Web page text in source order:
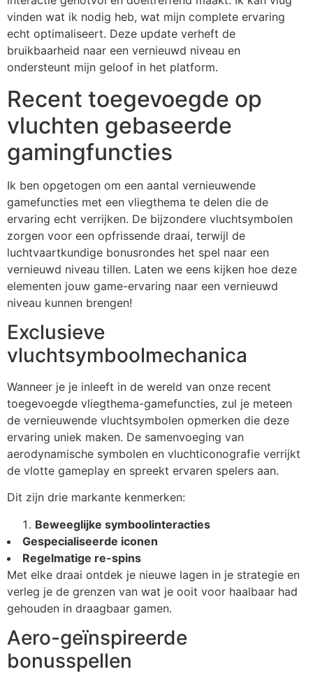
vinden wat ik nodig heb, wat mijn complete ervaring
echt optimaliseert. Deze update verheft de
bruikbaarheid naar een vernieuwd niveau en
ondersteunt mijn geloof in het platform.
Recent toegevoegde op
vluchten gebaseerde
gamingfuncties
Ik ben opgetogen om een aantal vernieuwende
gamefuncties met een vliegthema te delen die de
ervaring echt verrijken. De bijzondere vluchtsymbolen
zorgen voor een opfrissende draai, terwijl de
luchtvaartkundige bonusrondes het spel naar een
vernieuwd niveau tillen. Laten we eens kijken hoe deze
elementen jouw game-ervaring naar een vernieuwd
niveau kunnen brengen!
Exclusieve
vluchtsymboolmechanica
Wanneer je je inleeft in de wereld van onze recent
toegevoegde vliegthema-gamefuncties, zul je meteen
de vernieuwende vluchtsymbolen opmerken die deze
ervaring uniek maken. De samenvoeging van
aerodynamische symbolen en vluchticonografie verrijkt
de vlotte gameplay en spreekt ervaren spelers aan.
Dit zijn drie markante kenmerken:
Beweeglijke symboolinteracties
Gespecialiseerde iconen
Regelmatige re-spins
Met elke draai ontdek je nieuwe lagen in je strategie en
verleg je de grenzen van wat je ooit voor haalbaar had
gehouden in draagbaar gamen.
Aero-geïnspireerde
bonusspellen